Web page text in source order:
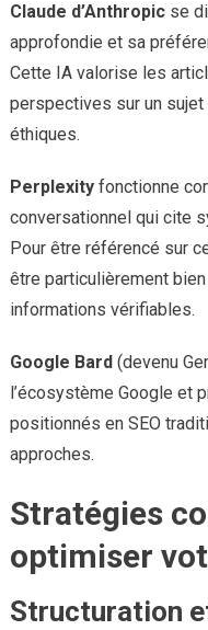
Claude d’Anthropicse
approfondie et sa
Cette IA valorise les
perspectives sur un
éthiques.
Perplexityfonctionne
conversationnel qui cite
Pour être référencé sur
être particulièrement
informations vérifiables.
Google Bard (devenu
l’écosystème Google et
positionnés en SEO
approches.
Stratégies
optimiser
Structuration